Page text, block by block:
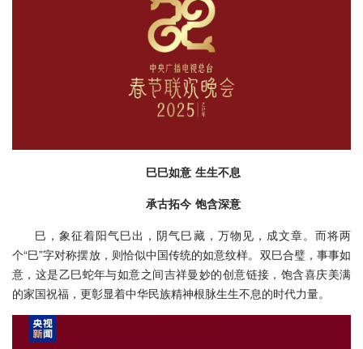
巳巳如意 生生不息
承古拓今 饱含深意
巳，象征着阳气巳出，阴气巳藏，万物见，成文章。而将两
个“巳”字对称摆放，则恰似中国传统的如意纹样。双巳合璧，事事如
意，这是乙巳蛇年与如意之间吉祥曼妙的创意链接，饱含喜庆美满
的家国祝福，更彰显着中华民族精神根脉生生不息的时代力量。